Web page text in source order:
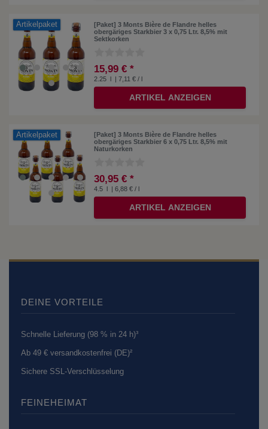
Artikelpaket
[Paket] 3 Monts Bière de Flandre helles
obergäriges Starkbier 3 x 0,75 Ltr. 8,5% mit
Sektkorken
15,99 € *
2.25 l | 7,11 € / l
ARTIKEL ANZEIGEN
Artikelpaket
[Paket] 3 Monts Bière de Flandre helles
obergäriges Starkbier 6 x 0,75 Ltr. 8,5% mit
Naturkorken
30,95 € *
4.5 l | 6,88 € / l
ARTIKEL ANZEIGEN
DEINE VORTEILE
Schnelle Lieferung (98 % in 24 h)³
Ab 49 € versandkostenfrei (DE)²
Sichere SSL-Verschlüsselung
FEINEHEIMAT